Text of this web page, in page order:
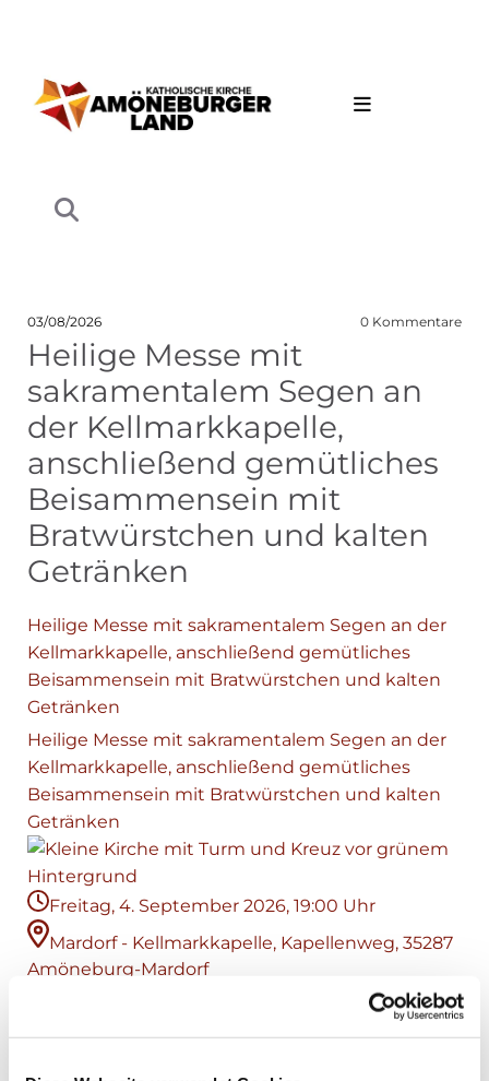
03/08/2026 0 Kommentare
Heilige Messe mit
sakramentalem Segen an
der Kellmarkkapelle,
anschließend gemütliches
Beisammensein mit
Bratwürstchen und kalten
Getränken
Heilige Messe mit sakramentalem Segen an der
Kellmarkkapelle, anschließend gemütliches
Beisammensein mit Bratwürstchen und kalten
Getränken
Heilige Messe mit sakramentalem Segen an der
Kellmarkkapelle, anschließend gemütliches
Beisammensein mit Bratwürstchen und kalten
Getränken
Freitag, 4. September 2026, 19:00 Uhr
Mardorf - Kellmarkkapelle, Kapellenweg, 35287
Amöneburg-Mardorf